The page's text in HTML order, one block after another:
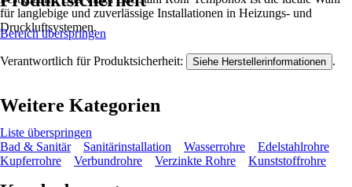
für langlebige und zuverlässige Installationen in Heizungs- und
Druckluftsystemen.
Bereich überspringen
Verantwortlich für Produktsicherheit: Siehe Herstellerinformationen .
Weitere Kategorien
Liste überspringen
Bad & Sanitär
Sanitärinstallation Wasserrohre
Edelstahlrohre
Kupferrohre
Verbundrohre Verzinkte Rohre Kunststoffrohre